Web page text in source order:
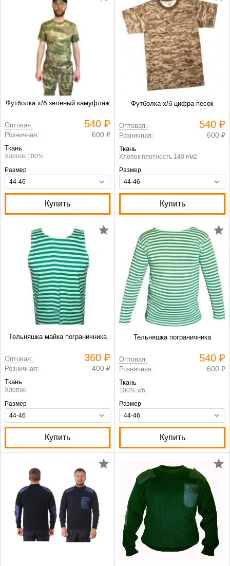
Футболка х/б зеленый камуфляж
Оптовая: 540 ₽
Розничная: 600 ₽
Ткань
Хлопок 100%
Размер
Купить
Футболка х/б цифра песок
Оптовая: 540 ₽
Розничная: 600 ₽
Ткань
Хлопок плотность 140 г/м2
Размер
Купить
Тельняшка майка пограничника
Оптовая: 360 ₽
Розничная: 400 ₽
Ткань
Хлопок
Размер
Купить
Тельняшка пограничника
Оптовая: 540 ₽
Розничная: 600 ₽
Ткань
100% х/б
Размер
Купить